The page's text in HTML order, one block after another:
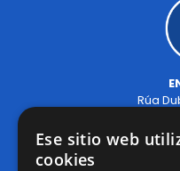
Rúa
15707
Ese sitio web
cookies